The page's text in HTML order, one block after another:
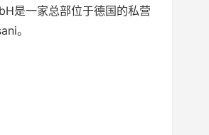
是一家总部位于德国的私营
。